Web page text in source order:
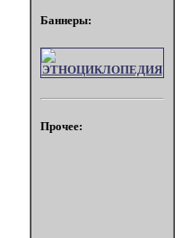
Баннеры:
Прочее: